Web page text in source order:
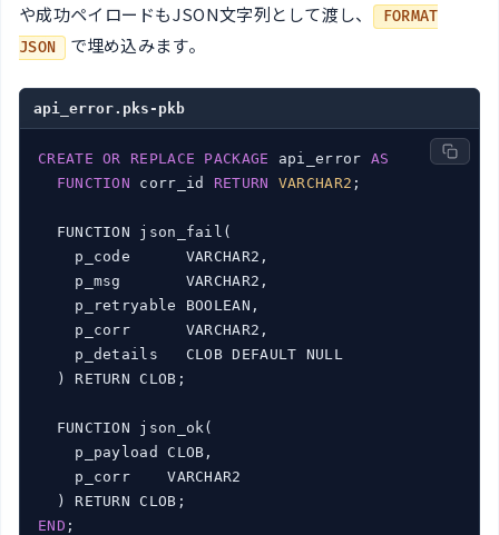
や成功ペイロードもJSON文字列として渡し、
FORMAT
JSON
で埋め込みます。
api_error.pks-pkb
CREATE OR REPLACE PACKAGE api_error AS
FUNCTION corr_id RETURN VARCHAR2 ;
  FUNCTION json_fail(
    p_code      VARCHAR2,
    p_msg       VARCHAR2,
    p_retryable BOOLEAN,
    p_corr      VARCHAR2,
    p_details   CLOB DEFAULT NULL
  ) RETURN CLOB;
  FUNCTION json_ok(
    p_payload CLOB,
    p_corr    VARCHAR2
END ;